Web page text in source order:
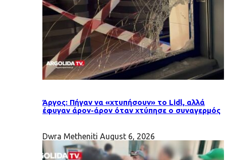
Άργος: Πήγαν να «χτυπήσουν» το Lidl, αλλά
έφυγαν άρον-άρον όταν χτύπησε ο συναγερμός
Dwra Metheniti August 6, 2026